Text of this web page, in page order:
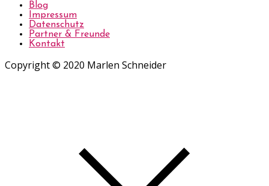
Blog
Impressum
Datenschutz
Partner & Freunde
Kontakt
Copyright © 2020 Marlen Schneider